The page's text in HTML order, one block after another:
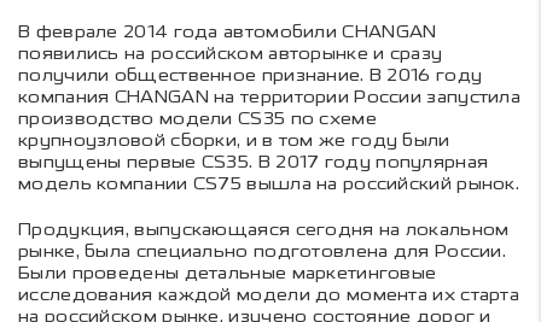
В феврале 2014 года автомобили CHANGAN
появились на российском авторынке и сразу
получили общественное признание. В 2016 году
компания СHANGAN на территории России запустила
производство модели CS35 по схеме
крупноузловой сборки, и в том же году были
выпущены первые CS35. В 2017 году популярная
модель компании CS75 вышла на российский рынок.
Продукция, выпускающаяся сегодня на локальном
рынке, была специально подготовлена для России.
Были проведены детальные маркетинговые
исследования каждой модели до момента их старта
на российском рынке, изучено состояние дорог и